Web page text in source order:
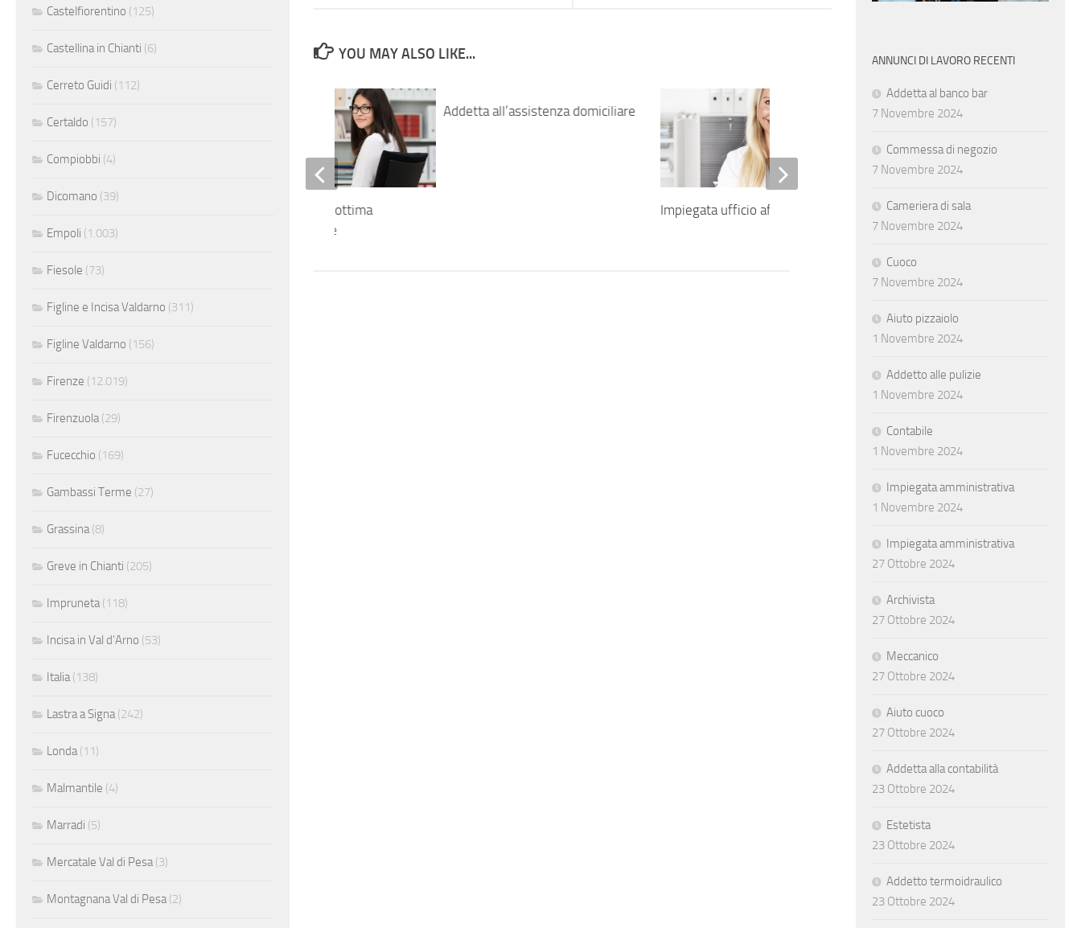
YOU MAY ALSO LIKE...
Addetta all’assistenza domiciliare
Impiegata ufficio after sales
Stage – addetta al customer
service
Inserimento ordini ottima
conoscenza inglese
Castelfiorentino (125)
Castellina in Chianti (6)
Cerreto Guidi (112)
Certaldo (157)
Compiobbi (4)
Dicomano (39)
Empoli (1.003)
Fiesole (73)
Figline e Incisa Valdarno (311)
Figline Valdarno (156)
Firenze (12.019)
Firenzuola(29)
Fucecchio (169)
Gambassi Terme (27)
Grassina(8)
Greve in Chianti (205)
Impruneta(118)
Incisa in Val d'Arno (53)
Italia(138)
Lastra a Signa(242)
Londa(11)
Malmantile (4)
Marradi (5)
Mercatale Val di Pesa(3)
Montagnana Val di Pesa(2)
ANNUNCI DI LAVORO RECENTI
Addetta al banco bar
7 Novembre 2024
Commessa di negozio
7 Novembre 2024
Cameriera di sala
7 Novembre 2024
Cuoco
7 Novembre 2024
Aiuto pizzaiolo
1 Novembre 2024
Addetto alle pulizie
1 Novembre 2024
Contabile
1 Novembre 2024
Impiegata amministrativa
1 Novembre 2024
Impiegata amministrativa
27 Ottobre 2024
Archivista
27 Ottobre 2024
Meccanico
27 Ottobre 2024
Aiuto cuoco
27 Ottobre 2024
Addetta alla contabilità
23 Ottobre 2024
Estetista
23 Ottobre 2024
Addetto termoidraulico
23 Ottobre 2024